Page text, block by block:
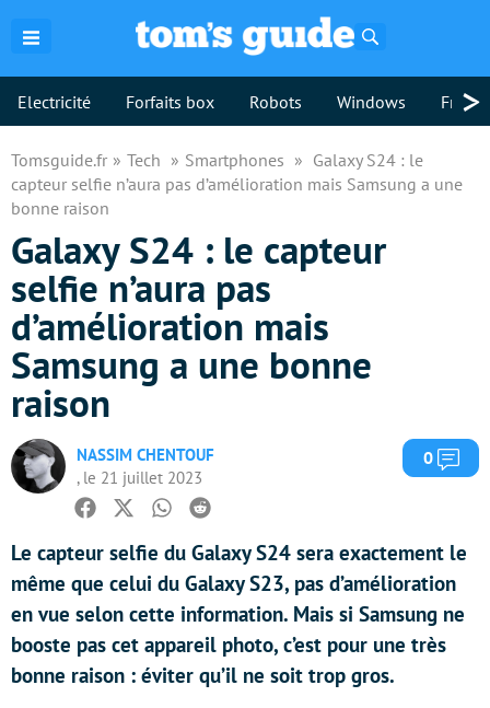
Electricité Forfaits box Robots Windows >
Tomsguide.fr Tech Smartphones
Galaxy S24 : le
capteur selfie n’aura pas d’amélioration mais Samsung a une
bonne raison
Galaxy S24 : le capteur
selfie n’aura pas
d’amélioration mais
Samsung a une bonne
raison
NASSIM CHENTOUF
, le 21 juillet 2023
0
Facebook
TwitterWhatsapp
Reddit
Le capteur selfie du Galaxy S24 sera exactement le
même que celui du Galaxy S23, pas d’amélioration
en vue selon cette information. Mais si Samsung ne
booste pas cet appareil photo, c’est pour une très
bonne raison : éviter qu’il ne soit trop gros.